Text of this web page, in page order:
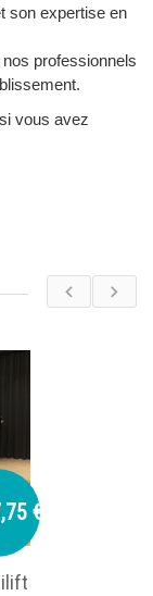
son expertise en
professionnels
vous avez
€